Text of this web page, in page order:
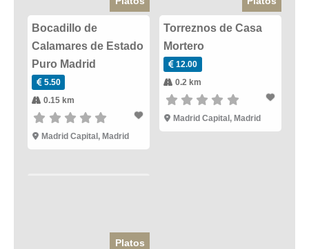
Bocadillo de
Calamares de Estado
Puro Madrid
5.50
0.15 km
Madrid Capital, Madrid
Torreznos de Casa
Mortero
12.00
0.2 km
Madrid Capital, Madrid
Platos